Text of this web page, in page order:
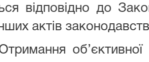
відповідно до
актів